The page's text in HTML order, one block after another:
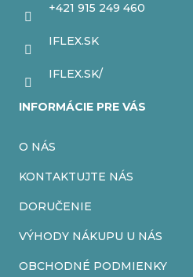
+421 915 249 460
IFLEX.SK
IFLEX.SK/
INFORMÁCIE PRE VÁS
O NÁS
KONTAKTUJTE NÁS
DORUČENIE
VÝHODY NÁKUPU U NÁS
OBCHODNÉ PODMIENKY